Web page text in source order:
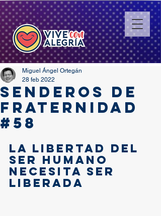
SENDEROS DE
FRATERNIDAD
#58
Miguel Ángel Ortegán
28 feb 2022
La libertad del
ser humano
necesita ser
liberada